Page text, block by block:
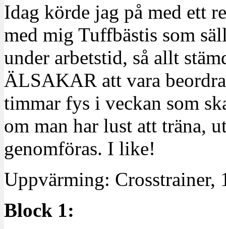
Idag körde jag på med ett
med mig Tuffbästis som
under arbetstid, så allt
ÄLSAKAR att vara
timmar fys i veckan som
om man har lust att träna,
genomföras. I like!
Uppvärming: Crosstrainer,
Block 1: